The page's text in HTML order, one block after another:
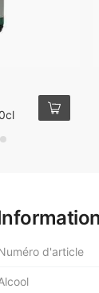
d'article